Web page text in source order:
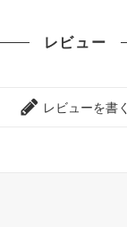
レビュー
レビューを書く